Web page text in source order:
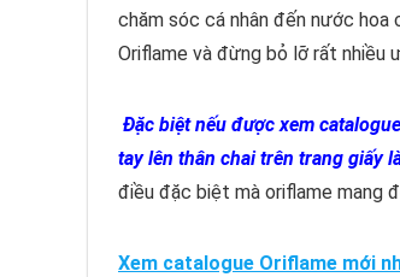
chăm sóc cá nhân đến nước
Oriflame và đừng bỏ lỡ rất nhiều
Đặc biệt nếu được xem
tay lên thân chai trên trang giấy
điều đặc biệt mà oriflame mang
Xem catalogue Oriflame mới